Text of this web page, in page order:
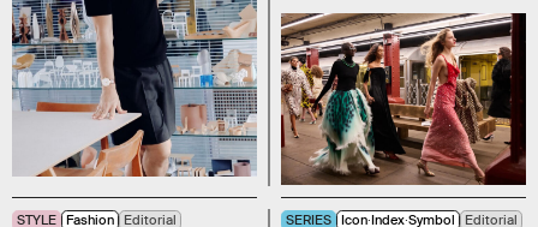
STYLE Fashion Editorial SERIES Icon∙Index∙Symbol Editorial